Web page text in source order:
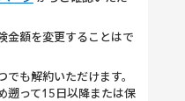
金額を変更することはで
でも解約いただけます。
遡って15日以降または保